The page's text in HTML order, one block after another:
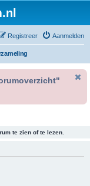
Aanmelden
Registreer
te zien of te lezen.